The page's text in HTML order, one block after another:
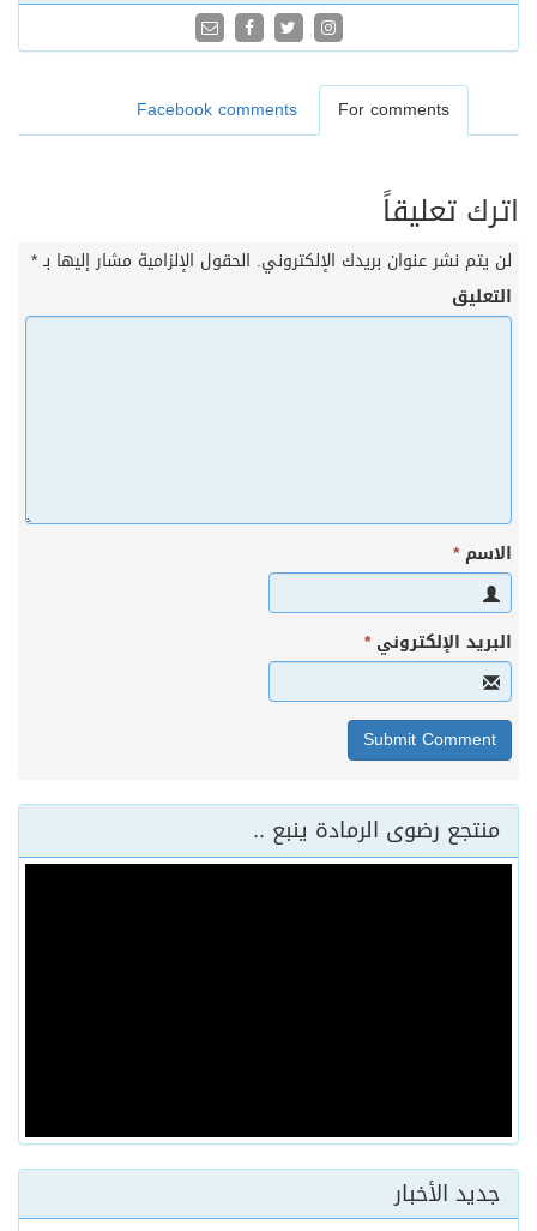
For comments
Facebook comments
اترك تعليقاً
لن يتم نشر عنوان بريدك الإلكتروني. الحقول الإلزامية مشار إليها بـ*
التعليق
الاسم*
البريد الإلكتروني*
منتجع رضوى الرمادة ينبع ..
جديد الأخبار